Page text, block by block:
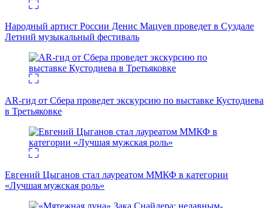
Народный артист России Денис Мацуев проведет в Суздале
Летний музыкальный фестиваль
AR-гид от Сбера проведет экскурсию по выставке Кустодиева
в Третьяковке
Евгений Цыганов стал лауреатом ММКФ в категории
«Лучшая мужская роль»